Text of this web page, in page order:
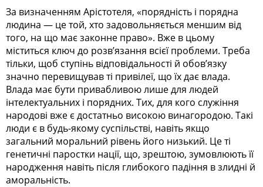
За визначенням Арістотеля, «порядність і порядна
людина — це той, хто задовольняється меншим від
того, на що має законне право». Вже в цьому
міститься ключ до розв’язання всієї проблеми. Треба
тільки, щоб ступінь відповідальності й обов’язку
значно перевищував ті привілеї, що їх дає влада.
Влада має бути привабливою лише для людей
інтелектуальних і порядних. Тих, для кого служіння
народові вже є достатньо високою винагородою. Такі
люди є в будь-якому суспільстві, навіть якщо
загальний моральний рівень його низький. Це ті
генетичні паростки нації, що, зрештою, зумовлюють її
народження навіть після глибокого падіння в злидні й
аморальність.